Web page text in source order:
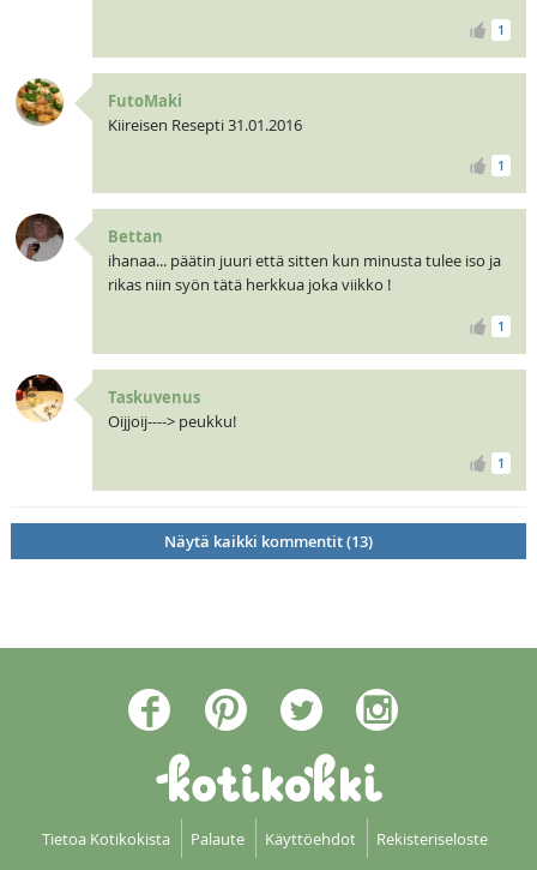
1
FutoMaki
Kiireisen Resepti 31.01.2016
1
Bettan
ihanaa... päätin juuri että sitten kun minusta tulee iso ja
rikas niin syön tätä herkkua joka viikko !
1
Taskuvenus
Oijjoij----> peukku!
1
Näytä kaikki kommentit (13)
Tietoa Kotikokista Palaute Käyttöehdot
Rekisteriseloste